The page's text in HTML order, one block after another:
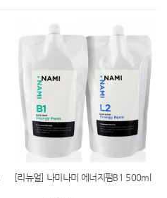
[리뉴얼] 나미나미 에너지펌B1 500ml